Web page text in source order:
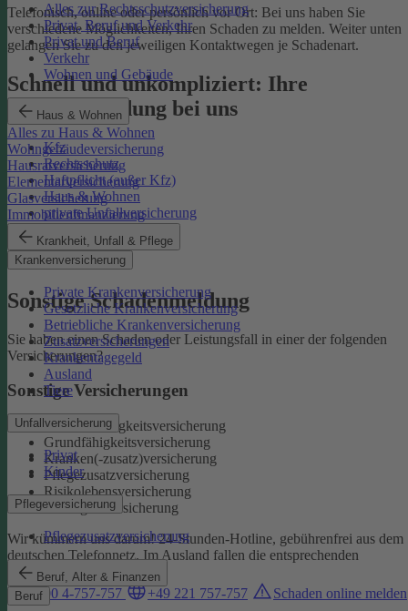
Alles zur Rechtsschutzversicherung
Privat, Beruf und Verkehr
Privat und Beruf
Verkehr
Wohnen und Gebäude
Haus & Wohnen
Alles zu Haus & Wohnen
Wohngebäudeversicherung
Hausratversicherung
Elementarversicherung
Glasversicherung
Immobilienfinanzierung
Krankheit, Unfall & Pflege
Krankenversicherung
Private Krankenversicherung
Gesetzliche Krankenversicherung
Betriebliche Krankenversicherung
Zusatzversicherungen
Krankentagegeld
Ausland
Tiere
Unfallversicherung
Privat
Kinder
Pflegeversicherung
Pflegezusatzversicherung
Beruf, Alter & Finanzen
Beruf
Telefonisch, online oder persönlich vor Ort: Bei uns haben Sie
verschiedene Möglichkeiten, Ihren Schaden zu melden. Weiter unten
gelangen Sie zu den jeweiligen Kontaktwegen je Schadenart.
Schnell und unkompliziert: Ihre
Schadenmeldung bei uns
Kfz
Rechtsschutz
Haftpflicht (außer Kfz)
Haus & Wohnen
private Unfallversicherung
Auslandskrankenschutz
Reiserücktritt
Reisegepäck
Sonstige Schadenmeldung
Sie haben einen Schaden oder Leistungsfall in einer der folgenden
Versicherungen?
Sonstige Versicherungen
Berufsunfähigkeitsversicherung
Grundfähigkeitsversicherung
Kranken(-zusatz)versicherung
Pflegezusatzversicherung
Risikolebensversicherung
Sterbegeldversicherung
Wir kümmern uns darum!24-Stunden-Hotline, gebührenfrei aus dem
deutschen Telefonnetz. Im Ausland fallen die entsprechenden
Landesgebühren an:
0800 4-757-757
+49 221 757-757 Schaden online melden